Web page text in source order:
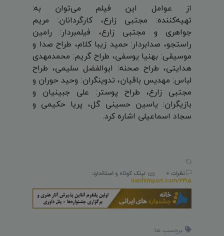
از عوامل این فیلم می‌توان به:
تهیه‌کننده: مجتبی زارع، کارگردانان: مریم
جواهری و مجتبی زارع، فیلمبردار: رامین
راستجو، صدابردار: حمید زیبا کلام، طراح صدا و
موسیقی: بهنیا یوسفی، طراح گریم: محمد‌مهدی
هدایتی، طراح صحنه: ابوالفضل سلیمی، طراح
لباس: مهدیس باقیان، تدوینگران: وحید حوران و
مجتبی زارع، طراح پوستر: علی جبینیان و
بازیگران: یاسین حسینی گل، پریا حکیمی و
سجاد اسماعیلی اشاره کرد.
نظرات 0
لینک کوتاه و استاندارد:
iranfilmport.com/2415
برچسب ها: